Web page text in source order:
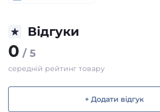
Відгуки
0 / 5
середній рейтинг товару
+ Додати відгук